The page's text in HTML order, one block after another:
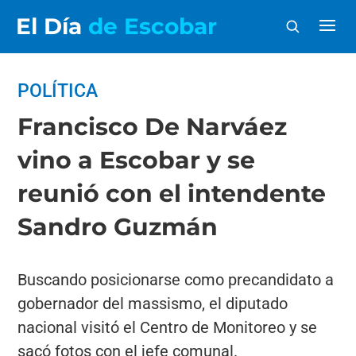
El Día de Escobar
POLÍTICA
Francisco De Narváez
vino a Escobar y se
reunió con el intendente
Sandro Guzmán
Buscando posicionarse como precandidato a
gobernador del massismo, el diputado
nacional visitó el Centro de Monitoreo y se
sacó fotos con el jefe comunal.